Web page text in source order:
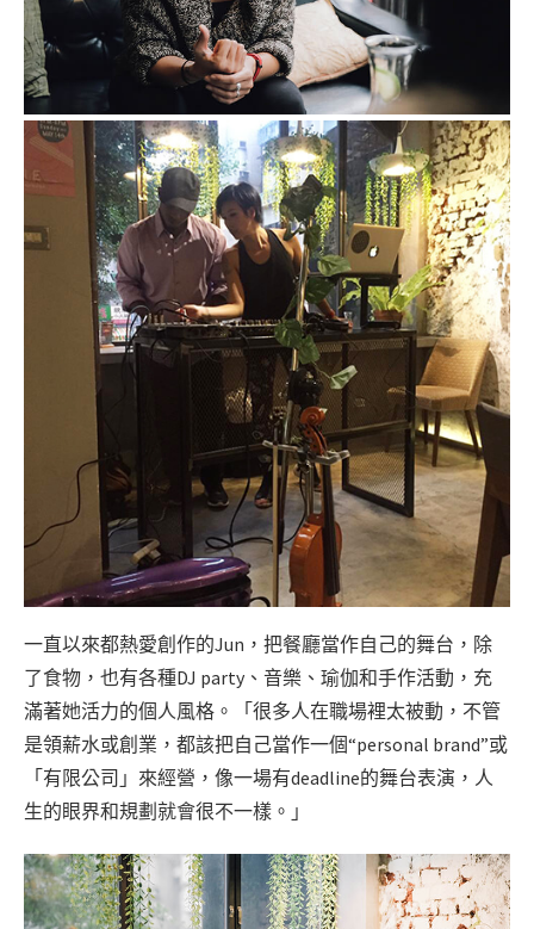
一直以來都熱愛創作的Jun，把餐廳當作自己的舞台，除
了食物，也有各種DJ party、音樂、瑜伽和手作活動，充
滿著她活力的個人風格。「很多人在職場裡太被動，不管
是領薪水或創業，都該把自己當作一個“personal brand”或
「有限公司」來經營，像一場有deadline的舞台表演，人
生的眼界和規劃就會很不一樣。」